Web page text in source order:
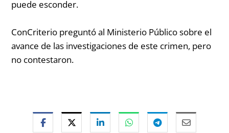
puede esconder.
ConCriterio preguntó al Ministerio Público sobre el
avance de las investigaciones de este crimen, pero
no contestaron.